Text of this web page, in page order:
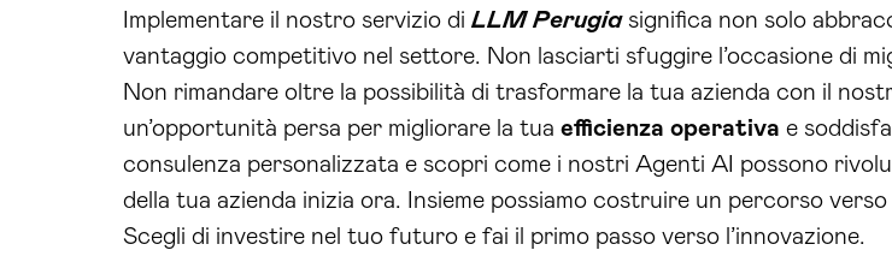
Implementare il nostro servizio di LLM Perugiasignifica non solo
vantaggio competitivo nel settore. Non lasciarti sfuggire l’occasione di
Non rimandare oltre la possibilità di trasformare la tua azienda con il
un’opportunità persa per migliorare la tua efficienza operativa e
consulenza personalizzata e scopri come i nostri Agenti AI possono
della tua azienda inizia ora. Insieme possiamo costruire un percorso
Scegli di investire nel tuo futuro e fai il primo passo verso l’innovazione.